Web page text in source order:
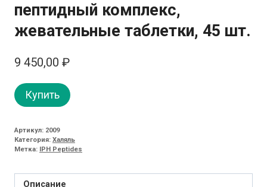
пептидный комплекс,
жевательные таблетки, 45 шт.
9 450,00 ₽
Купить
Артикул: 2009
Категория: Халяль
Метка: IPH Peptides
Описание